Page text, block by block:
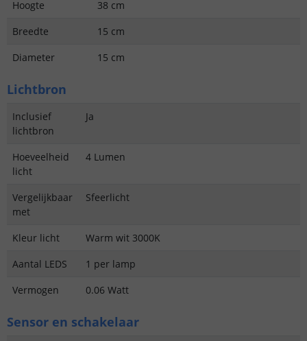
Hoogte
38 cm
Breedte
15 cm
Diameter
15 cm
Lichtbron
Inclusief
lichtbron
Ja
Hoeveelheid
licht
4 Lumen
Vergelijkbaar
met
Sfeerlicht
Kleur licht
Warm wit 3000K
Aantal LEDS
1 per lamp
Vermogen
0.06 Watt
Sensor en schakelaar